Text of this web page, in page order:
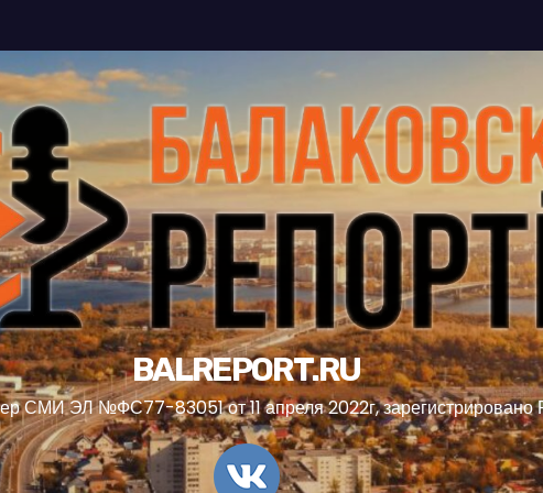
BALREPORT.RU
СМИ ЭЛ №ФС77-83051 от 11 апреля 2022г, зарегистрировано